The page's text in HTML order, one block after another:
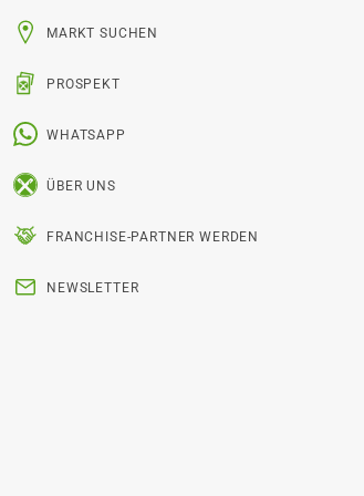
MARKT SUCHEN
PROSPEKT
WHATSAPP
ÜBER UNS
FRANCHISE-PARTNER WERDEN
NEWSLETTER